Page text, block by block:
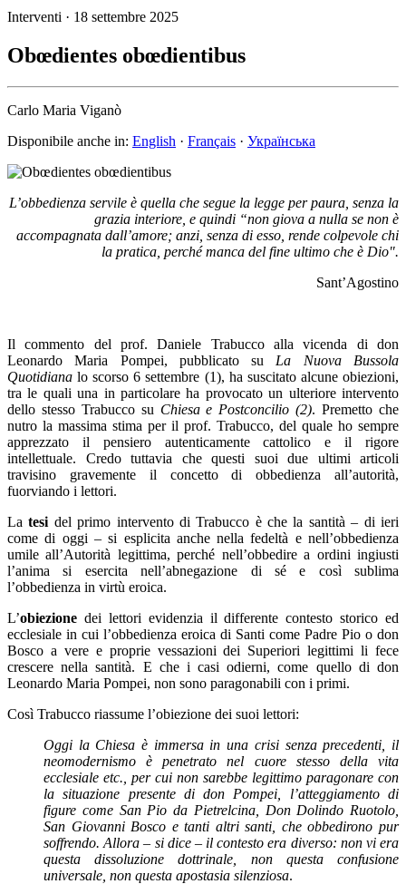
Interventi · 18 settembre 2025
Obœdientes obœdientibus
Carlo Maria Viganò
Disponibile anche in: English · Français · Українська
L’obbedienza servile è quella che segue la legge per paura, senza la
grazia interiore, e quindi “non giova a nulla se non è
accompagnata dall’amore; anzi, senza di esso, rende colpevole chi
la pratica, perché manca del fine ultimo che è Dio".
Sant’Agostino
Il commento del prof. Daniele Trabucco alla vicenda di don
Leonardo Maria Pompei, pubblicato su La Nuova Bussola
Quotidianalo scorso 6 settembre (1), ha suscitato alcune obiezioni,
tra le quali una in particolare ha provocato un ulteriore intervento
dello stesso Trabucco su Chiesa e Postconcilio (2). Premetto che
nutro la massima stima per il prof. Trabucco, del quale ho sempre
apprezzato il pensiero autenticamente cattolico e il rigore
intellettuale. Credo tuttavia che questi suoi due ultimi articoli
travisino gravemente il concetto di obbedienza all’autorità,
fuorviando i lettori.
Latesi del primo intervento di Trabucco è che la santità – di ieri
come di oggi – si esplicita anche nella fedeltà e nell’obbedienza
umile all’Autorità legittima, perché nell’obbedire a ordini ingiusti
l’anima si esercita nell’abnegazione di sé e così sublima
l’obbedienza in virtù eroica.
L’obiezione dei lettori evidenzia il differente contesto storico ed
ecclesiale in cui l’obbedienza eroica di Santi come Padre Pio o don
Bosco a vere e proprie vessazioni dei Superiori legittimi li fece
crescere nella santità. E che i casi odierni, come quello di don
Leonardo Maria Pompei, non sono paragonabili con i primi.
Così Trabucco riassume l’obiezione dei suoi lettori:
Oggi la Chiesa è immersa in una crisi senza precedenti, il
neomodernismo è penetrato nel cuore stesso della vita
ecclesiale etc., per cui non sarebbe legittimo paragonare con
la situazione presente di don Pompei, l’atteggiamento di
figure come San Pio da Pietrelcina, Don Dolindo Ruotolo,
San Giovanni Bosco e tanti altri santi, che obbedirono pur
soffrendo. Allora – si dice – il contesto era diverso: non vi era
questa dissoluzione dottrinale, non questa confusione
universale, non questa apostasia silenziosa.